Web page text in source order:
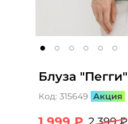
Блуза "Пегги"
Код: 315649 Акция